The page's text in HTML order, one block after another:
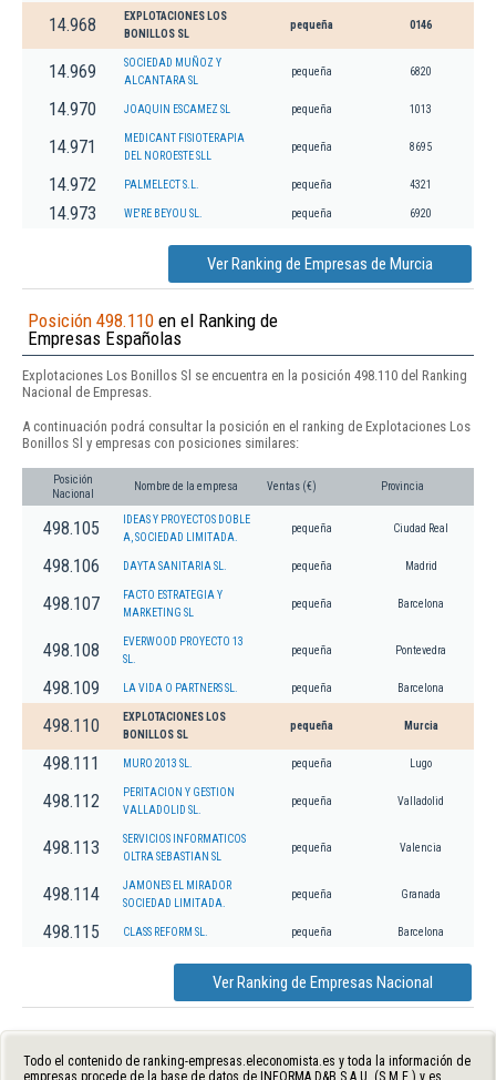
14.968
EXPLOTACIONES LOS
BONILLOS SL
pequeña 0146
14.969
SOCIEDAD MUÑOZ Y
ALCANTARA SL
pequeña 6820
14.970 JOAQUIN ESCAMEZ SL pequeña 1013
14.971
MEDICANT FISIOTERAPIA
DEL NOROESTE SLL
pequeña 8695
14.972 PALMELECT S.L. pequeña 4321
14.973 WE'RE BEYOU SL. pequeña 6920
Ver Ranking de Empresas de Murcia
Posición 498.110 en el Ranking de
Empresas Españolas
Explotaciones Los Bonillos Sl se encuentra en la posición 498.110 del Ranking
Nacional de Empresas.
A continuación podrá consultar la posición en el ranking de Explotaciones Los
Bonillos Sl y empresas con posiciones similares:
Posición
Nacional
Nombre de la empresa Ventas (€) Provincia
498.105
IDEAS Y PROYECTOS DOBLE
A, SOCIEDAD LIMITADA.
pequeña Ciudad Real
498.106 DAYTA SANITARIA SL. pequeña Madrid
498.107
FACTO ESTRATEGIA Y
MARKETING SL
pequeña Barcelona
498.108
EVERWOOD PROYECTO 13
SL.
pequeña Pontevedra
498.109 LA VIDA O PARTNERS SL. pequeña Barcelona
498.110
EXPLOTACIONES LOS
BONILLOS SL
pequeña Murcia
498.111 MURO 2013 SL. pequeña Lugo
498.112
PERITACION Y GESTION
VALLADOLID SL.
pequeña Valladolid
498.113
SERVICIOS INFORMATICOS
OLTRA SEBASTIAN SL
pequeña Valencia
498.114
JAMONES EL MIRADOR
SOCIEDAD LIMITADA.
pequeña Granada
498.115 CLASS REFORM SL. pequeña Barcelona
Ver Ranking de Empresas Nacional
Todo el contenido de ranking-empresas.eleconomista.es y toda la información de
empresas procede de la base de datos de INFORMA D&B S.A.U. (S.M.E.) y es